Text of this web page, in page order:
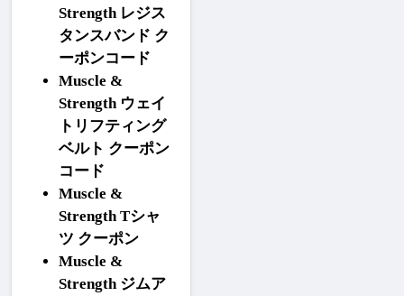
Strength レジス
タンスバンド ク
ーポンコード
Muscle &
Strength ウェイ
トリフティング
ベルト クーポン
コード
Muscle &
Strength Tシャ
ツ クーポン
Muscle &
Strength ジムア